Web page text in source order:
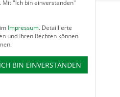
Mit "Ich bin einverstanden"
Impressum. Detaillierte
und Ihren Rechten können
ICH BIN EINVERSTANDEN